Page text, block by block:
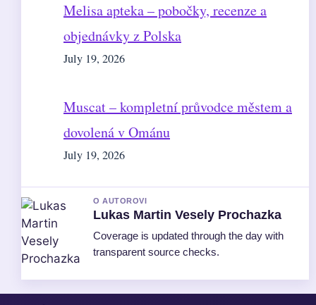
Melisa apteka – pobočky, recenze a
objednávky z Polska
July 19, 2026
Muscat – kompletní průvodce městem a
dovolená v Ománu
July 19, 2026
O AUTOROVI
Lukas Martin Vesely Prochazka
Coverage is updated through the day with
transparent source checks.